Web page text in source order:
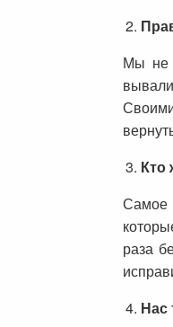
Мы не
Кто
Самое
раза
Нас